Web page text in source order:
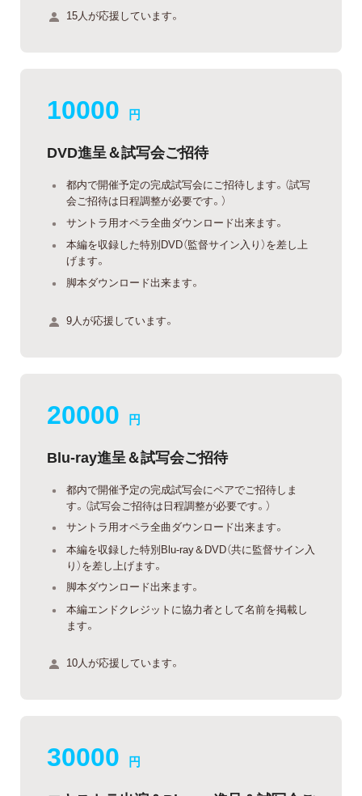
15人が応援しています。
10000 円
DVD進呈＆試写会ご招待
都内で開催予定の完成試写会にご招待します。（試写
会ご招待は日程調整が必要です。）
サントラ用オペラ全曲ダウンロード出来ます。
本編を収録した特別DVD（監督サイン入り）を差し上
げます。
脚本ダウンロード出来ます。
9人が応援しています。
20000 円
Blu-ray進呈＆試写会ご招待
都内で開催予定の完成試写会にペアでご招待しま
す。（試写会ご招待は日程調整が必要です。）
サントラ用オペラ全曲ダウンロード出来ます。
本編を収録した特別Blu-ray＆DVD（共に監督サイン入
り）を差し上げます。
脚本ダウンロード出来ます。
本編エンドクレジットに協力者として名前を掲載し
ます。
10人が応援しています。
30000 円